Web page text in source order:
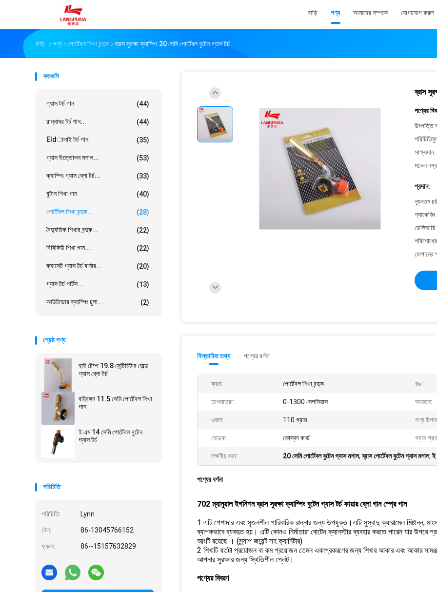
বাড়ি পণ্য আমাদের সম্পর্কে যোগাযোগ করুন
বাড়ি পণ্য পোর্টেবল শিখা বন্দুক ব্রাস সুরক্ষা ক্যাম্পিং 20 সেমি পোর্টেবল বুটেন গ্যাস টর্চ
কতগুলি
গ্যাস টর্চ গান (44)
রান্নাঘর টর্চ গান... (44)
Eldালাই টর্চ গান (35)
গ্যাস উত্তোলন মশাল... (53)
ক্যাম্পিং গ্যাস ব্লো টর্চ... (33)
বুটান শিখা গান (40)
পোর্টেবল শিখা বন্দুক... (28)
বৈদ্যুতিক শিখার বন্দুক... (22)
বিবিকিউ শিখা গান... (22)
ক্যাসেট গ্যাস টর্চ বার্নার... (20)
গ্যাস টর্চ পার্টস... (13)
আউটডোর ক্যাম্পিং চুলা... (2)
শ্রেষ্ঠ পণ্য
হাই টেম্প 19.8 সেন্টিমিটার হোল্ড
গ্যাস ব্লো টর্চ
বহিরঙ্গন 11.5 সেমি পোর্টেবল শিখা
গান
ই এম 14 সেমি পোর্টেবল বুটেন
গ্যাস টর্চ
পরিচিতি
পরিচিতি: Lynn
টেল: 86-13045766152
ফ্যাক্স: 86--15157632829
ব্রাস
পণ্যের
উৎপত্তি
সাক্ষ্যদান:
মডেল
প্রদান:
ন্যূনতম
যোগানের
বিস্তারিত তথ্য পণ্যের বর্ণনা
ক্রম: পোর্টেবল শিখা বন্দুক রঙ:
তাপমাত্রা: 0-1300 সেলসিয়াস আয়তন:
ওজন: 110 গ্রাম পণ্য
মোড়ক: ফোস্কা কার্ড গ্যাস
লক্ষণীয় করা: 20 সেমি পোর্টেবল বুটেন গ্যাস মশাল,ব্রাস পোর্টেবল বুটেন গ্যাস মশাল,ই
পণ্যের বর্ণনা
702 ম্যানুয়াল ইগনিশন ব্রাস সুরক্ষা ক্যাম্পিং বুটেন গ্যাস টর্চ ফায়ার ব্লো গান স্প্রে গান
1 এটি পেশাদার এবং সৃজনশীল পারিবারিক রান্নার জন্য উপযুক্ত।এটি সুস্বাদু ক্যারামেল মিষ্টান্ন,
ব্যাপকভাবে ব্যবহৃত হয়। এটি কোনও নির্মাতারা বোটেন ক্যানস্টার ব্যবহার করতে পারেন যার
আংটি রয়েছে । (স্ন্যাপ জয়েন্ট সহ ক্যানিটার)
2 শিখাটি যতটা প্রয়োজন বা কম প্রয়োজন তেমন একাগ্রকরণের জন্য শিখার আকার এবং আকার
আপনার সুরক্ষার জন্য স্থিতিশীল প্লেট।
পণ্যের বিবরণ